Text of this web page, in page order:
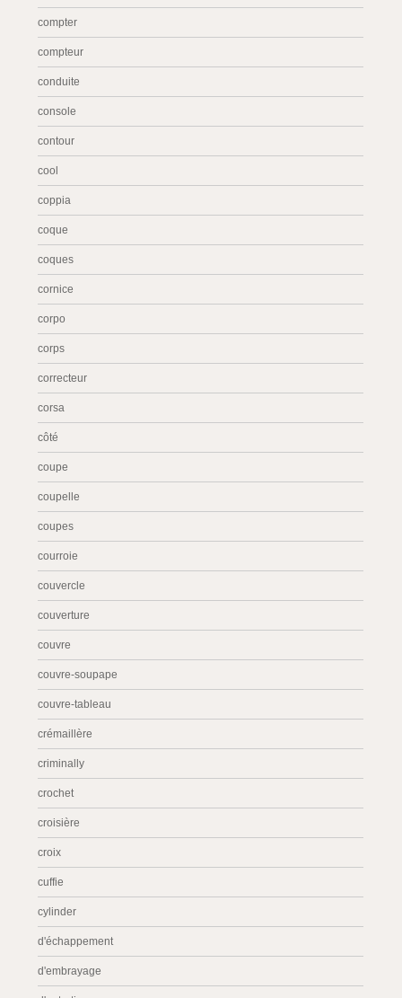
compter
compteur
conduite
console
contour
cool
coppia
coque
coques
cornice
corpo
corps
correcteur
corsa
côté
coupe
coupelle
coupes
courroie
couvercle
couverture
couvre
couvre-soupape
couvre-tableau
crémaillère
criminally
crochet
croisière
croix
cuffie
cylinder
d'échappement
d'embrayage